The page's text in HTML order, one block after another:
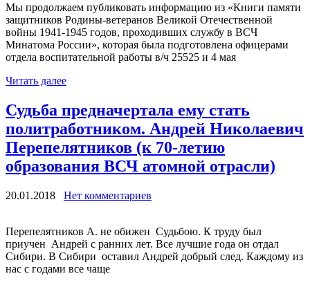
Мы продолжаем публиковать информацию из «Книги памяти
защитников Родины-ветеранов Великой Отечественной
войны 1941-1945 годов, проходивших службу в ВСЧ
Минатома России», которая была подготовлена офицерами
отдела воспитательной работы в/ч 25525 и 4 мая
Читать далее
Судьба предначертала ему стать
политработником. Андрей Николаевич
Перепелятников (к 70-летию
образования ВСЧ атомной отрасли)
20.01.2018 Нет комментариев
Перепелятников А. не обижен Судьбою. К труду был
приучен Андрей с ранних лет. Все лучшие года он отдал
Сибири. В Сибири оставил Андрей добрый след. Каждому из
нас с годами все чаще